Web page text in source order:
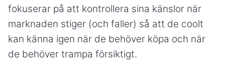
fokuserar på att kontrollera sina känslor när
marknaden stiger (och faller) så att de coolt
kan känna igen när de behöver köpa och när
de behöver trampa försiktigt.